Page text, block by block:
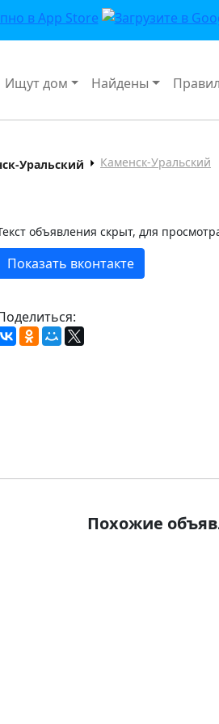
Ищут дом Найдены
Уральский Каменск-Уральский
объявления скрыт, для
Показать вконтакте
Похожие